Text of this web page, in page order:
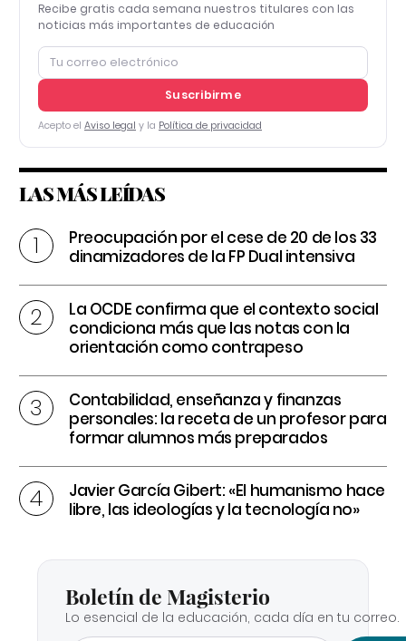
Recibe gratis cada semana nuestros titulares con las
noticias más importantes de educación
Suscribirme
Acepto el Aviso legal y la Política de privacidad
LAS MÁS LEÍDAS
Preocupación por el cese de 20 de los 33
dinamizadores de la FP Dual intensiva
La OCDE confirma que el contexto social
condiciona más que las notas con la
orientación como contrapeso
Contabilidad, enseñanza y finanzas
personales: la receta de un profesor para
formar alumnos más preparados
Javier García Gibert: «El humanismo hace
libre, las ideologías y la tecnología no»
Boletín de Magisterio
Lo esencial de la educación, cada día en tu correo.